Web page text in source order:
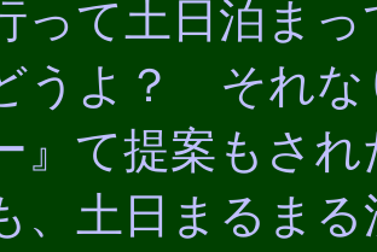
って土日泊ま
うよ？ それな
』て提案もさ
、土日まるま